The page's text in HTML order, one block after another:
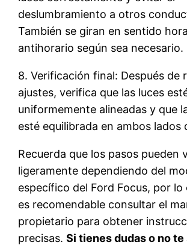
deslumbramiento a otros
También se giran en sentido
antihorario según sea necesario.
8. Verificación final: Después de
ajustes, verifica que las luces
uniformemente alineadas y que
esté equilibrada en ambos lados
Recuerda que los pasos pueden
ligeramente dependiendo del
específico del Ford Focus, por lo
es recomendable consultar el
propietario para obtener
precisas.Si tienes dudas o no